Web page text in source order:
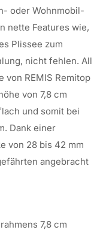
oder Wohnmobil-
nette Features wie,
Plissee zum
nicht fehlen. All
von REMIS Remitop
von 7,8 cm
und somit bei
Dank einer
von 28 bis 42 mm
angebracht
7,8 cm